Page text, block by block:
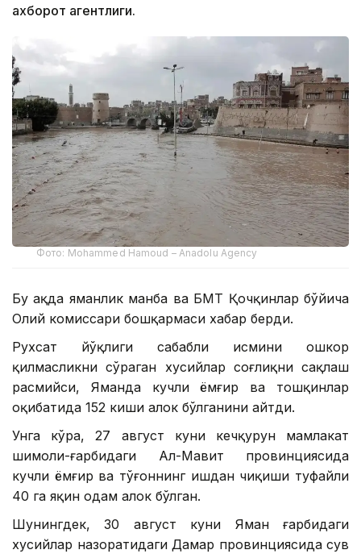
ахборот агентлиги.
Фото: Mohammed Hamoud – Anadolu Agency
Бу ҳақда яманлик манба ва БМТ Қочқинлар бўйича
Олий комиссари бошқармаси хабар берди.
Рухсат йўқлиги сабабли исмини ошкор
қилмасликни сўраган хусийлар соғлиқни сақлаш
расмийси, Яманда кучли ёмғир ва тошқинлар
оқибатида 152 киши ҳалок бўлганини айтди.
Унга кўра, 27 август куни кечқурун мамлакат
шимоли-ғарбидаги Ал-Маҳвит провинциясида
кучли ёмғир ва тўғоннинг ишдан чиқиши туфайли
40 га яқин одам ҳалок бўлган.
Шунингдек, 30 август куни Яман ғарбидаги
хусийлар назоратидаги Дамар провинциясида сув